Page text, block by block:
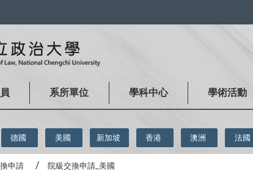
系所單位 學科中心 學術活動
德國 美國 新加坡 香港 澳洲 法國
申請 院級交換申請_美國